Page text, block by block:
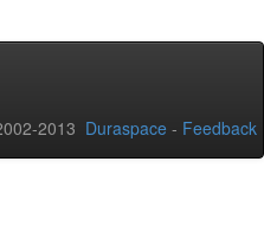
2013 Duraspace - Feedback